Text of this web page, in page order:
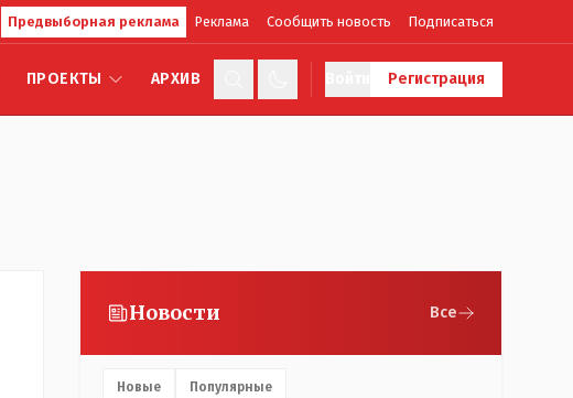
Предвыборная реклама Реклама Сообщить новость Подписаться
ПРОЕКТЫ АРХИВ Регистрация
Новости Все
Новые Популярные